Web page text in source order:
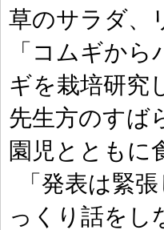
草のサラダ、
「コムギか
ギを栽培研究
先生方のすば
園児とともに
「発表は緊
っくり話をし